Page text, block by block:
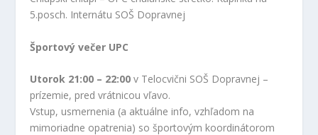
5.posch. Internátu SOŠ Dopravnej
Športový večer UPC
Utorok 21:00 – 22:00 v Telocvični SOŠ Dopravnej –
prízemie, pred vrátnicou vľavo.
Vstup, usmernenia (a aktuálne info, vzhľadom na
mimoriadne opatrenia) so športovým koordinátorom